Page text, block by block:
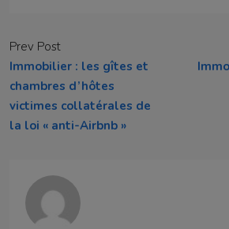
Prev Post
Immobilier : les gîtes et
chambres d’hôtes
victimes collatérales de
la loi « anti-Airbnb »